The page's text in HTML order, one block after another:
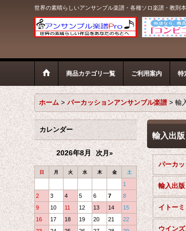
世界の素晴らしいアンサンブル楽譜・各種ソロ楽譜・教則
商品カテゴリ一覧 ご利用案内 特
ホーム > パーカッションアンサンブル楽譜 > 輸
カレンダー
2026年8月 次月»
日 月 火 水 木 金 土
1
2
3 4 5 6 7
8
9
10 11 12 13 14
15
16
17 18 19 20 21
22
輸入出
イトー